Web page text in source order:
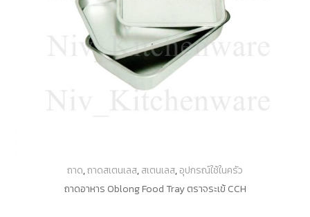
ถาด,ถาดสเตนเลส,สเตนเลส,อุปกรณ์ใช้ในครัว
ถาดอาหาร Oblong Food Tray ตราจระเข้ CCH